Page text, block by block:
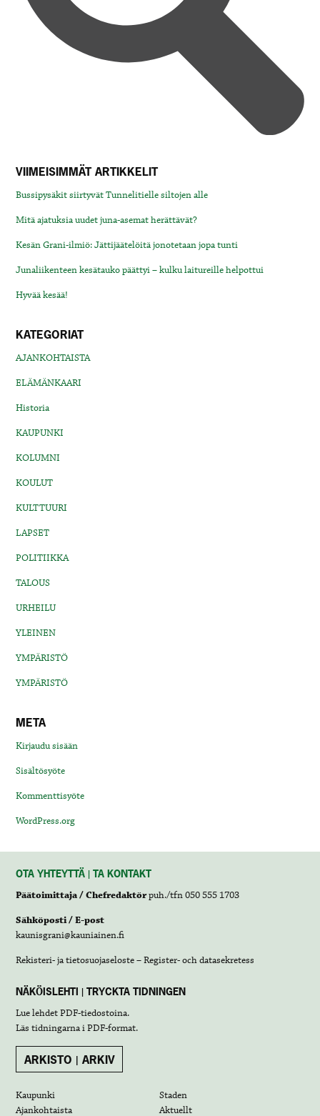
VIIMEISIMMÄT ARTIKKELIT
Bussipysäkit siirtyvät Tunnelitielle siltojen alle
Mitä ajatuksia uudet juna-asemat herättävät?
Kesän Grani-ilmiö: Jättijäätelöitä jonotetaan jopa tunti
Junaliikenteen kesätauko päättyi – kulku laitureille helpottui
Hyvää kesää!
KATEGORIAT
AJANKOHTAISTA
ELÄMÄNKAARI
Historia
KAUPUNKI
KOLUMNI
KOULUT
KULTTUURI
LAPSET
POLITIIKKA
TALOUS
URHEILU
YLEINEN
YMPÄRISTÖ
YMPÄRISTÖ
META
Kirjaudu sisään
Sisältösyöte
Kommenttisyöte
WordPress.org
OTA YHTEYTTÄ | TA KONTAKT
Päätoimittaja / Chefredaktörpuh./tfn 050 555 1703
Sähköposti / E-post
kaunisgrani@kauniainen.fi
Rekisteri- ja tietosuojaseloste – Register- och datasekretess
NÄKÖISLEHTI | TRYCKTA TIDNINGEN
Lue lehdetPDF-tiedostoina.
Läs tidningarna iPDF-format.
ARKISTO | ARKIV
Kaupunki
Staden
Ajankohtaista
Aktuellt